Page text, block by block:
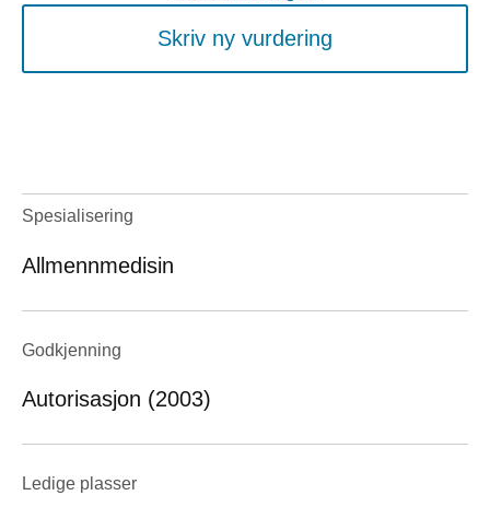
Skriv ny vurdering
Spesialisering
Allmennmedisin
Godkjenning
Autorisasjon (2003)
Ledige plasser